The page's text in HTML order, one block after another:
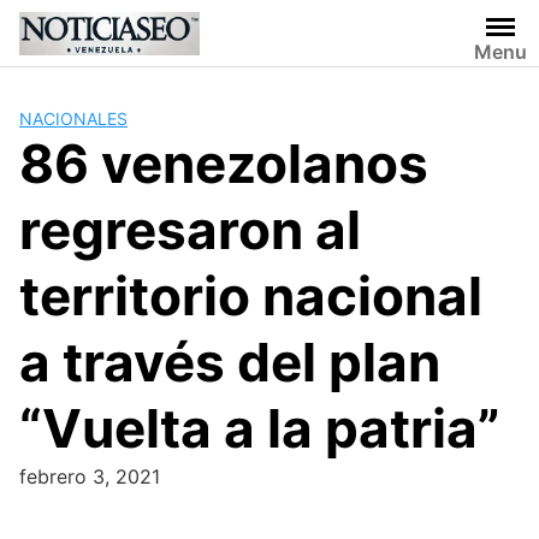
Skip
content
Menu
NACIONALES
86 venezolanos
regresaron al
territorio nacional
a través del plan
“Vuelta a la patria”
febrero 3, 2021